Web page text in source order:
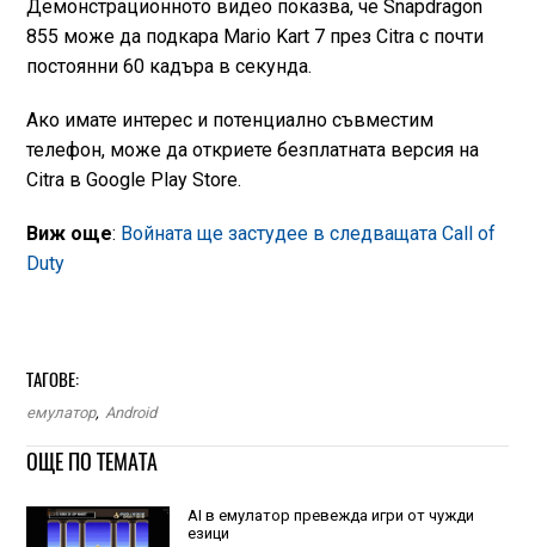
Демонстрационното видео показва, че Snapdragon
855 може да подкара Mario Kart 7 през Citra с почти
постоянни 60 кадъра в секунда.
Ако имате интерес и потенциално съвместим
телефон, може да откриете безплатната вepсия на
Citra в Google Play Store.
Виж още: Войната ще застудее в следващата Call of
Duty
ТАГОВЕ:
емулатор, Android
ОЩЕ ПО ТЕМАТА
AI в емулатор превежда игри от чужди
езици